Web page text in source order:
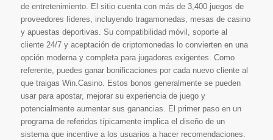
de entretenimiento. El sitio cuenta con más de 3,400 juegos de
proveedores líderes, incluyendo tragamonedas, mesas de casino
y apuestas deportivas. Su compatibilidad móvil, soporte al
cliente 24/7 y aceptación de criptomonedas lo convierten en una
opción moderna y completa para jugadores exigentes. Como
referente, puedes ganar bonificaciones por cada nuevo cliente al
que traigas Win.Casino. Estos bonos generalmente se pueden
usar para apostar, mejorar su experiencia de juego y
potencialmente aumentar sus ganancias. El primer paso en un
programa de referidos típicamente implica el diseño de un
sistema que incentive a los usuarios a hacer recomendaciones.